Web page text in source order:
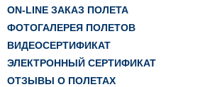
ON-LINE ЗАКАЗ ПОЛЕТА
ФОТОГАЛЕРЕЯ ПОЛЕТОВ
ВИДЕОСЕРТИФИКАТ
ЭЛЕКТРОННЫЙ СЕРТИФИКАТ
ОТЗЫВЫ О ПОЛЕТАХ